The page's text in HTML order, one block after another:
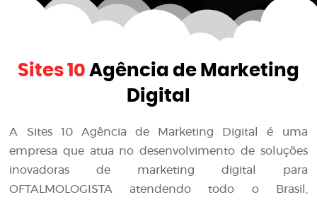
Sites 10 Agência de Marketing
Digital
A Sites 10 Agência de Marketing Digital
é uma
empresa que atua no desenvolvimento de soluções
inovadoras de marketing digital para
OFTALMOLOGISTA
atendendo todo o Brasil,